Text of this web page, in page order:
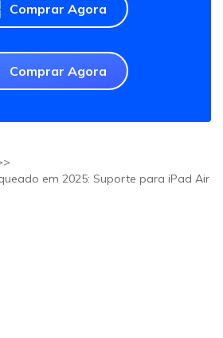
Comprar Agora
Comprar Agora
em 2025: Suporte para iPad Air